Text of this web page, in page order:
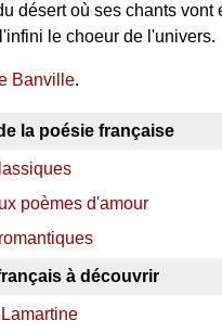
désert où ses chants vont
le choeur de l'univers.
Banville.
la poésie française
poèmes d'amour
à découvrir